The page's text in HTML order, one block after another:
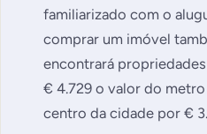
familiarizado com o
comprar um imóvel
encontrará
€ 4.729 o valor do
centro da cidade por €